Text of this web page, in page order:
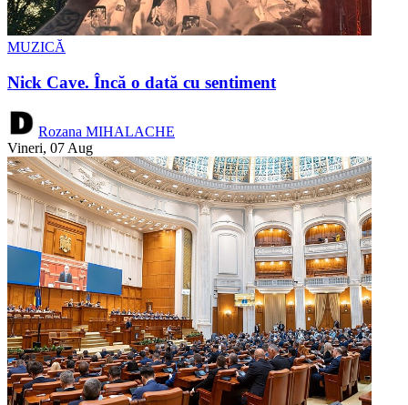
MUZICĂ
Nick Cave. Încă o dată cu sentiment
Rozana MIHALACHE
Vineri, 07 Aug